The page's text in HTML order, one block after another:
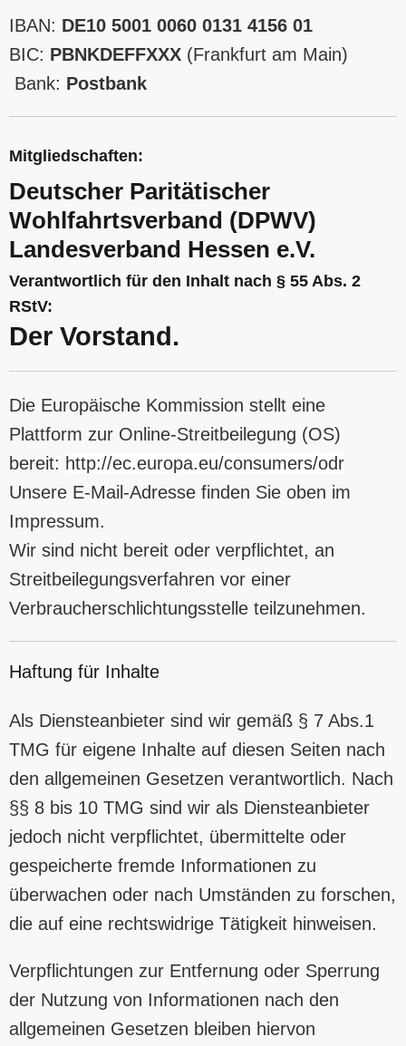
IBAN: DE10 5001 0060 0131 4156 01
BIC: PBNKDEFFXXX (Frankfurt am Main)
Bank: Postbank
Mitgliedschaften:
Deutscher Paritätischer
Wohlfahrtsverband (DPWV)
Landesverband Hessen e.V.
Verantwortlich für den Inhalt nach § 55 Abs. 2
RStV:
Der Vorstand.
Die Europäische Kommission stellt eine
Plattform zur Online-Streitbeilegung (OS)
bereit: http://ec.europa.eu/consumers/odr
Unsere E-Mail-Adresse finden Sie oben im
Impressum.
Wir sind nicht bereit oder verpflichtet, an
Streitbeilegungsverfahren vor einer
Verbraucherschlichtungsstelle teilzunehmen.
Haftung für Inhalte
Als Diensteanbieter sind wir gemäß § 7 Abs.1
TMG für eigene Inhalte auf diesen Seiten nach
den allgemeinen Gesetzen verantwortlich. Nach
§§ 8 bis 10 TMG sind wir als Diensteanbieter
jedoch nicht verpflichtet, übermittelte oder
gespeicherte fremde Informationen zu
überwachen oder nach Umständen zu forschen,
die auf eine rechtswidrige Tätigkeit hinweisen.
Verpflichtungen zur Entfernung oder Sperrung
der Nutzung von Informationen nach den
allgemeinen Gesetzen bleiben hiervon